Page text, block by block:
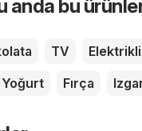
anda bu
TV
Yoğurt Fırça